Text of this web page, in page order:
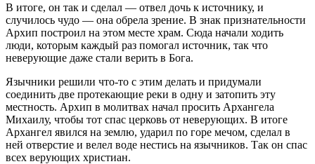
В итоге, он так и сделал — отвел дочь к источнику, и
случилось чудо — она обрела зрение. В знак признательности
Архип построил на этом месте храм. Сюда начали ходить
люди, которым каждый раз помогал источник, так что
неверующие даже стали верить в Бога.
Язычники решили что-то с этим делать и придумали
соединить две протекающие реки в одну и затопить эту
местность. Архип в молитвах начал просить Архангела
Михаилу, чтобы тот спас церковь от неверующих. В итоге
Архангел явился на землю, ударил по горе мечом, сделал в
ней отверстие и велел воде нестись на язычников. Так он спас
всех верующих христиан.